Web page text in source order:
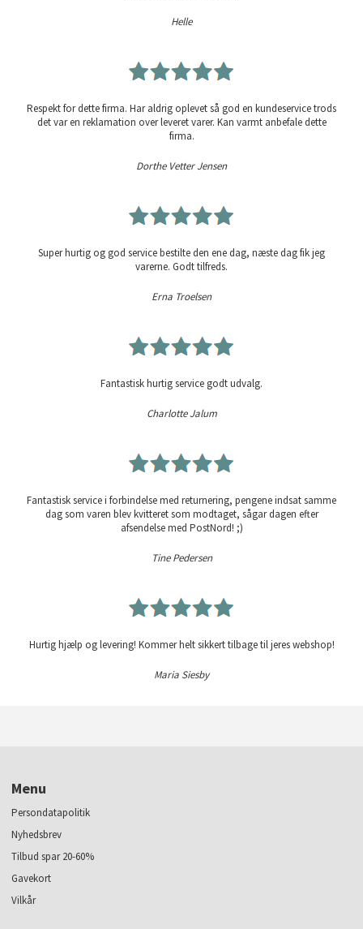
Helle
Respekt for dette firma. Har aldrig oplevet så god en kundeservice trods
det var en reklamation over leveret varer. Kan varmt anbefale dette
firma.
Dorthe Vetter Jensen
Super hurtig og god service bestilte den ene dag, næste dag fik jeg
varerne. Godt tilfreds.
Erna Troelsen
Fantastisk hurtig service godt udvalg.
Charlotte Jalum
Fantastisk service i forbindelse med returnering, pengene indsat samme
dag som varen blev kvitteret som modtaget, sågar dagen efter
afsendelse med PostNord! ;)
Tine Pedersen
Hurtig hjælp og levering! Kommer helt sikkert tilbage til jeres webshop!
Maria Siesby
Menu
Persondatapolitik
Nyhedsbrev
Tilbud spar 20-60%
Gavekort
Vilkår